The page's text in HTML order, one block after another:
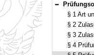
Bereich
Prüfungsordnung für Gymnastiklehrer im
§ 1 Art und
§ 2
§ 3
§ 4